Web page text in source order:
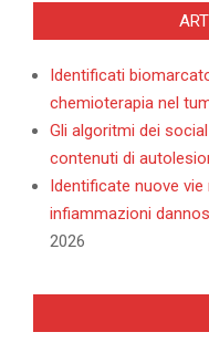
Identificati
chemioterapia nel
Gli algoritmi dei
contenuti di
Identificate nuove
infiammazioni
2026